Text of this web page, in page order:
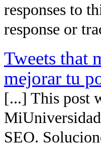
responses to
response or
Tweets that
mejorar tu
[...] This post
SEO.